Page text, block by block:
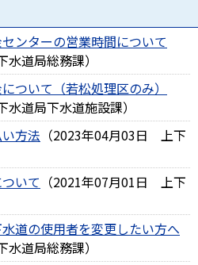
ンターの営業時間について
水道局総務課）
ついて（若松処理区のみ）
水道局下水道施設課）
方法 （2023年04月03日
上下
いて （2021年07月01日
上下
道の使用者を変更したい方へ
水道局総務課）